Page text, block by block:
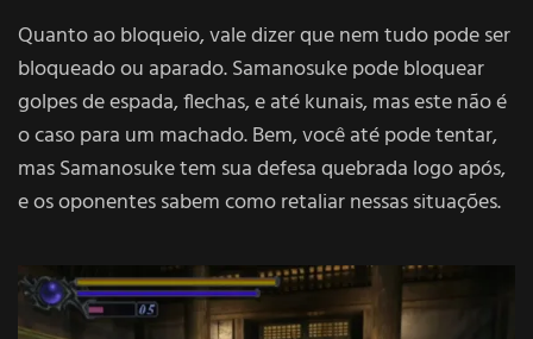
Quanto ao bloqueio, vale dizer que nem tudo pode ser
bloqueado ou aparado. Samanosuke pode bloquear
golpes de espada, flechas, e até kunais, mas este não é
o caso para um machado. Bem, você até pode tentar,
mas Samanosuke tem sua defesa quebrada logo após,
e os oponentes sabem como retaliar nessas situações.